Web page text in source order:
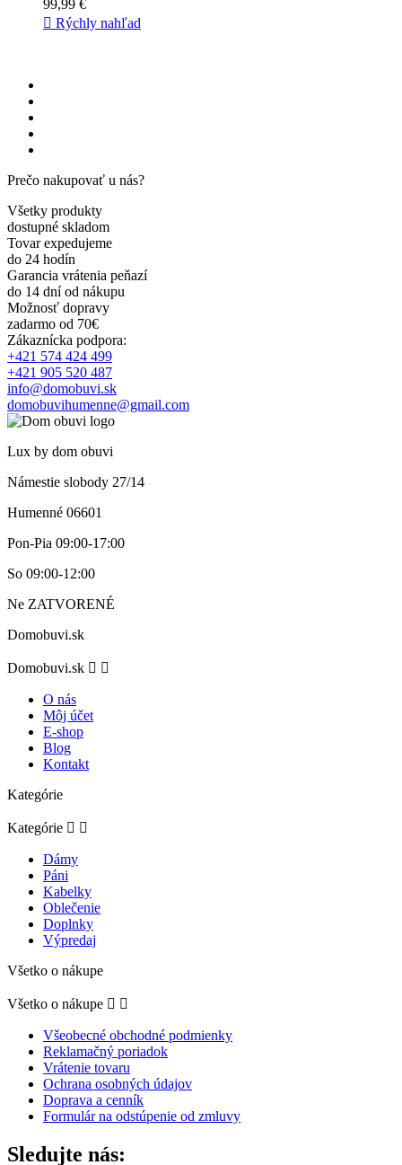
99,99 €
 Rýchly nahľad
Prečo nakupovať u nás?
Všetky produkty
dostupné skladom
Tovar expedujeme
do 24 hodín
Garancia vrátenia peňazí
do 14 dní od nákupu
Možnosť dopravy
zadarmo od 70€
Zákaznícka podpora:
+421 574 424 499
+421 905 520 487
info@domobuvi.sk
domobuvihumenne@gmail.com
Lux by dom obuvi
Námestie slobody 27/14
Humenné 06601
Pon-Pia 09:00-17:00
So 09:00-12:00
Ne ZATVORENÉ
Domobuvi.sk
Domobuvi.sk  
O nás
Môj účet
E-shop
Blog
Kontakt
Kategórie
Kategórie  
Dámy
Páni
Kabelky
Oblečenie
Doplnky
Výpredaj
Všetko o nákupe
Všetko o nákupe  
Všeobecné obchodné podmienky
Reklamačný poriadok
Vrátenie tovaru
Ochrana osobných údajov
Doprava a cenník
Formulár na odstúpenie od zmluvy
Sledujte nás: